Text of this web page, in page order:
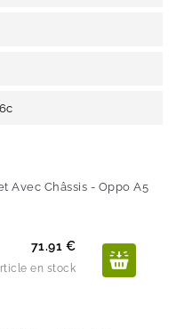
Avec Châssis - Oppo A5
Prix
71.91 €
en stock